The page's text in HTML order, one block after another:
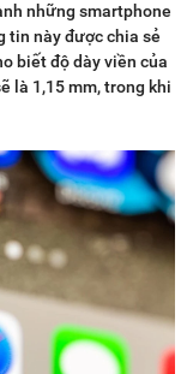
những smartphone
tin này được chia sẻ
biết độ dày viền của
là 1,15 mm, trong khi